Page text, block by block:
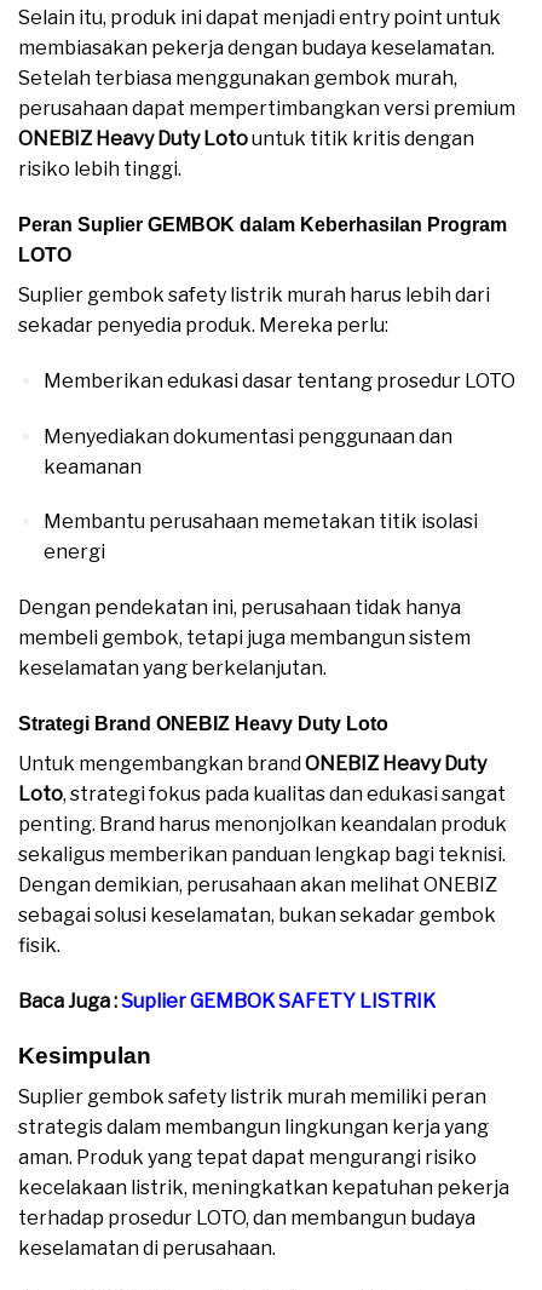
Selain itu, produk ini dapat menjadi entry point untuk
membiasakan pekerja dengan budaya keselamatan.
Setelah terbiasa menggunakan gembok murah,
perusahaan dapat mempertimbangkan versi premium
ONEBIZ Heavy Duty Lotountuk titik kritis dengan
risiko lebih tinggi.
Peran Suplier GEMBOK dalam Keberhasilan Program
LOTO
Suplier gembok safety listrik murah harus lebih dari
sekadar penyedia produk. Mereka perlu:
Memberikan edukasi dasar tentang prosedur LOTO
Menyediakan dokumentasi penggunaan dan
keamanan
Membantu perusahaan memetakan titik isolasi
energi
Dengan pendekatan ini, perusahaan tidak hanya
membeli gembok, tetapi juga membangun sistem
keselamatan yang berkelanjutan.
Strategi Brand ONEBIZ Heavy Duty Loto
Untuk mengembangkan brandONEBIZ Heavy Duty
Loto, strategi fokus pada kualitas dan edukasi sangat
penting. Brand harus menonjolkan keandalan produk
sekaligus memberikan panduan lengkap bagi teknisi.
Dengan demikian, perusahaan akan melihat ONEBIZ
sebagai solusi keselamatan, bukan sekadar gembok
fisik.
Baca Juga :Suplier GEMBOK SAFETY LISTRIK
Kesimpulan
Suplier gembok safety listrik murah memiliki peran
strategis dalam membangun lingkungan kerja yang
aman. Produk yang tepat dapat mengurangi risiko
kecelakaan listrik, meningkatkan kepatuhan pekerja
terhadap prosedur LOTO, dan membangun budaya
keselamatan di perusahaan.